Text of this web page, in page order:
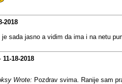
2018
sada jasno a vidim da ima i na netu
11-18-2018
Wrote: Pozdrav svima. Ranije sam